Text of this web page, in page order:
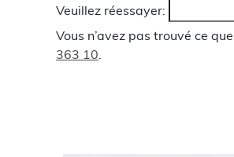
Veuillez réessayer:
Vous n’avez pas trouvé ce
363 10